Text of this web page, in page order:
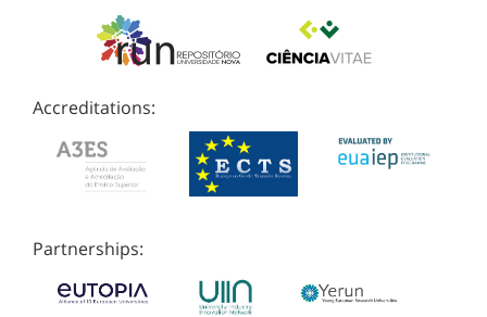
Accreditations:
Partnerships: